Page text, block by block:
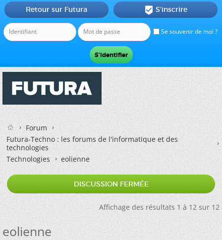
Se souvenir de moi ?
Retour sur Futura  S'inscrire
Forum
Futura-Techno : les forums de l'informatique et des
technologies
Technologies
eolienne
DISCUSSION FERMÉE
Affichage des résultats 1 à 12 sur 12
eolienne